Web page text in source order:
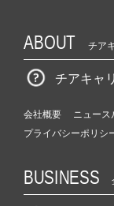
ABOUT チア
チアキャ
会社概要 ニュース
プライバシーポリシ
BUSINESS